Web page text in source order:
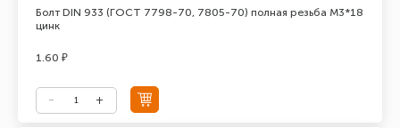
Болт DIN 933 (ГОСТ 7798-70, 7805-70) полная резьба М3*18
цинк
1.60 ₽